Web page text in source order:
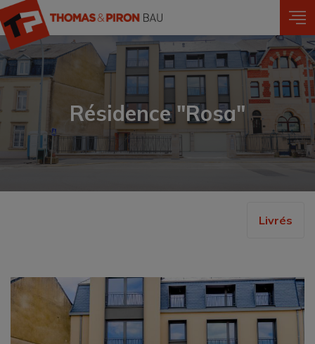
Aller
au
contenu
principal
Résidence "Rosa"
Livrés